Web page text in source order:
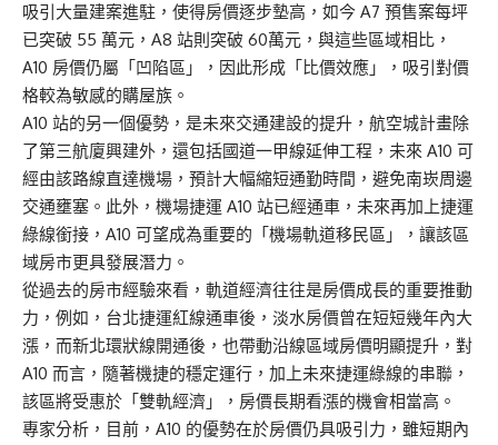
吸引大量建案進駐，使得房價逐步墊高，如今 A7 預售案每坪
已突破 55 萬元，A8 站則突破 60萬元，與這些區域相比，
A10 房價仍屬「凹陷區」，因此形成「比價效應」，吸引對價
格較為敏感的購屋族。
A10 站的另一個優勢，是未來交通建設的提升，航空城計畫除
了第三航廈興建外，還包括國道一甲線延伸工程，未來 A10 可
經由該路線直達機場，預計大幅縮短通勤時間，避免南崁周邊
交通壅塞。此外，機場捷運 A10 站已經通車，未來再加上捷運
綠線銜接，A10 可望成為重要的「機場軌道移民區」，讓該區
域房市更具發展潛力。
從過去的房市經驗來看，軌道經濟往往是房價成長的重要推動
力，例如，台北捷運紅線通車後，淡水房價曾在短短幾年內大
漲，而新北環狀線開通後，也帶動沿線區域房價明顯提升，對
A10 而言，隨著機捷的穩定運行，加上未來捷運綠線的串聯，
該區將受惠於「雙軌經濟」，房價長期看漲的機會相當高。
專家分析，目前，A10 的優勢在於房價仍具吸引力，雖短期內